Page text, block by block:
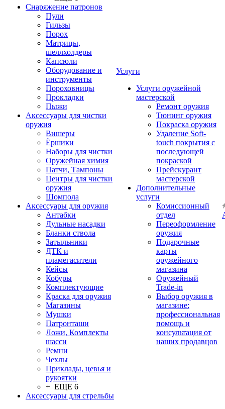
Снаряжение патронов
Пули
Гильзы
Порох
Матрицы,
шеллхолдеры
Капсюли
Оборудование и
инструменты
Пороховницы
Прокладки
Пыжи
Аксессуары для чистки
оружия
Вишеры
Ёршики
Наборы для чистки
Оружейная химия
Патчи, Тампоны
Центры для чистки
оружия
Шомпола
Аксессуары для оружия
Антабки
Дульные насадки
Бланки ствола
Затыльники
ДТК и
пламегасители
Кейсы
Кобуры
Комплектующие
Краска для оружия
Магазины
Мушки
Патронташи
Ложи, Комплекты
шасси
Ремни
Чехлы
Приклады, цевья и
рукоятки
+ ЕЩЕ 6
Аксессуары для стрельбы
Услуги
Услуги оружейной
мастерской
Ремонт оружия
Тюнинг оружия
Покраска оружия
Удаление Soft-
touch покрытия с
последующей
покраской
Прейскурант
мастерской
Дополнительные
услуги
Комиссионный
отдел
Переоформление
оружия
Подарочные
карты
оружейного
магазина
Оружейный
Trade-in
Выбор оружия в
магазине:
профессиональная
помощь и
консультация от
наших продавцов